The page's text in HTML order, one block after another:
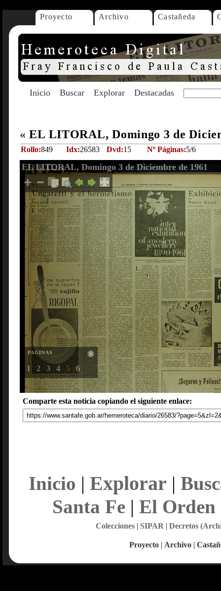
Proyecto Archivo Castañeda
Inicio Buscar Explorar Destacadas
« EL LITORAL, Domingo 3 de
Rollo:849 Idx:26583 Dvd:15 Nº Páginas:5/6
EL LITORAL, Domingo 3 de Diciembre de 1961
PAGINAS
1 2 3 4 5 6
Comparte esta noticia copiando el siguiente enlace:
Inicio | Explorar |
Santa Fe| El Orden
Colecciones| SIPAR | Decretos
Proyecto | Archivo |